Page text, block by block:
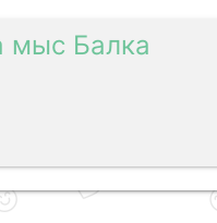
мыс Балка